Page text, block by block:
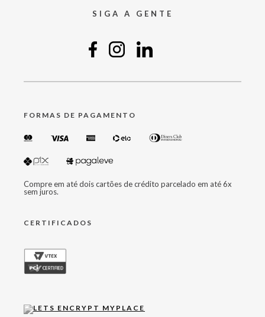
SIGA A GENTE
FORMAS DE PAGAMENTO
Compre em até dois cartões de crédito parcelado em até 6x
sem juros.
CERTIFICADOS